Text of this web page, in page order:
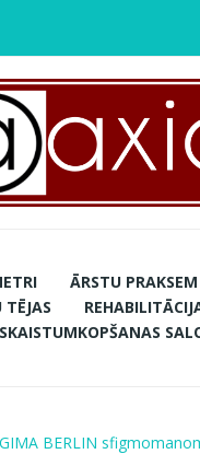
ĀRSTU PRAKSEM
TĒJAS
SKAISTUMKOPŠANAS
GIMA BERLIN